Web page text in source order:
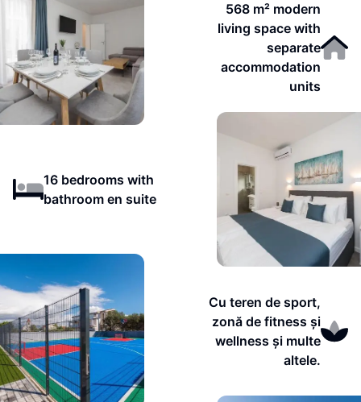
568 m² modern
living space with
separate
accommodation
units
16 bedrooms with
bathroom en suite
Cu teren de sport,
zonă de fitness și
wellness și multe
altele.